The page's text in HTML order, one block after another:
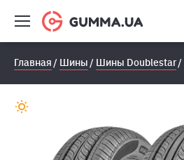
Главная Шины Шины Doublestar